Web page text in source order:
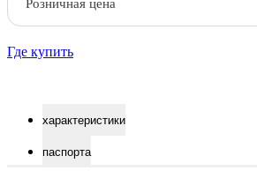
Розничная цена
Где купить
характеристики
паспорта